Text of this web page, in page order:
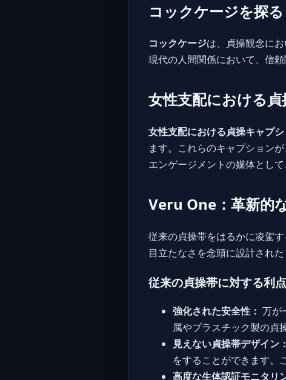
コックケージを探る
コックケージは、貞操観念に
現代の人間関係において、信
女性支配における
女性支配における貞操キャプ
ます。これらのキャプション
エンゲージメントの媒体とし
Veru One：革新的
従来の貞操帯をはるかに凌駕す
目立たなさを念頭に設計され
従来の貞操帯に対する利点
強化された安全性： 万が
属やプラスチック製の貞
見えない貞操帯デザイン：
をすることができます。
高度な生体認証モニタリ